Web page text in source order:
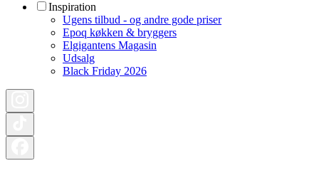
Inspiration
Ugens tilbud - og andre gode priser
Epoq køkken & bryggers
Elgigantens Magasin
Udsalg
Black Friday 2026